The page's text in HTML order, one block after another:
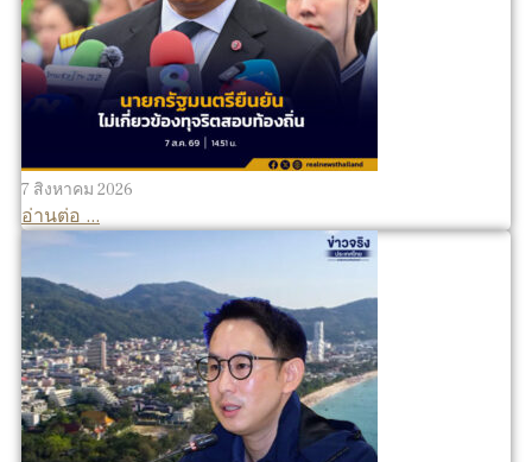
7 สิงหาคม 2026
อ่านต่อ ...